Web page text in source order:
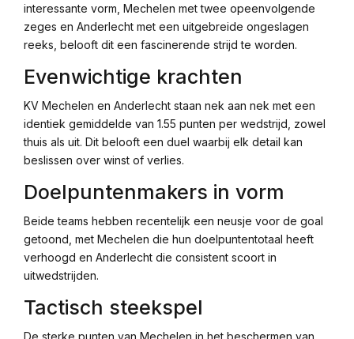
interessante vorm, Mechelen met twee opeenvolgende
zeges en Anderlecht met een uitgebreide ongeslagen
reeks, belooft dit een fascinerende strijd te worden.
Evenwichtige krachten
KV Mechelen en Anderlecht staan nek aan nek met een
identiek gemiddelde van 1.55 punten per wedstrijd, zowel
thuis als uit. Dit belooft een duel waarbij elk detail kan
beslissen over winst of verlies.
Doelpuntenmakers in vorm
Beide teams hebben recentelijk een neusje voor de goal
getoond, met Mechelen die hun doelpuntentotaal heeft
verhoogd en Anderlecht die consistent scoort in
uitwedstrijden.
Tactisch steekspel
De sterke punten van Mechelen in het beschermen van